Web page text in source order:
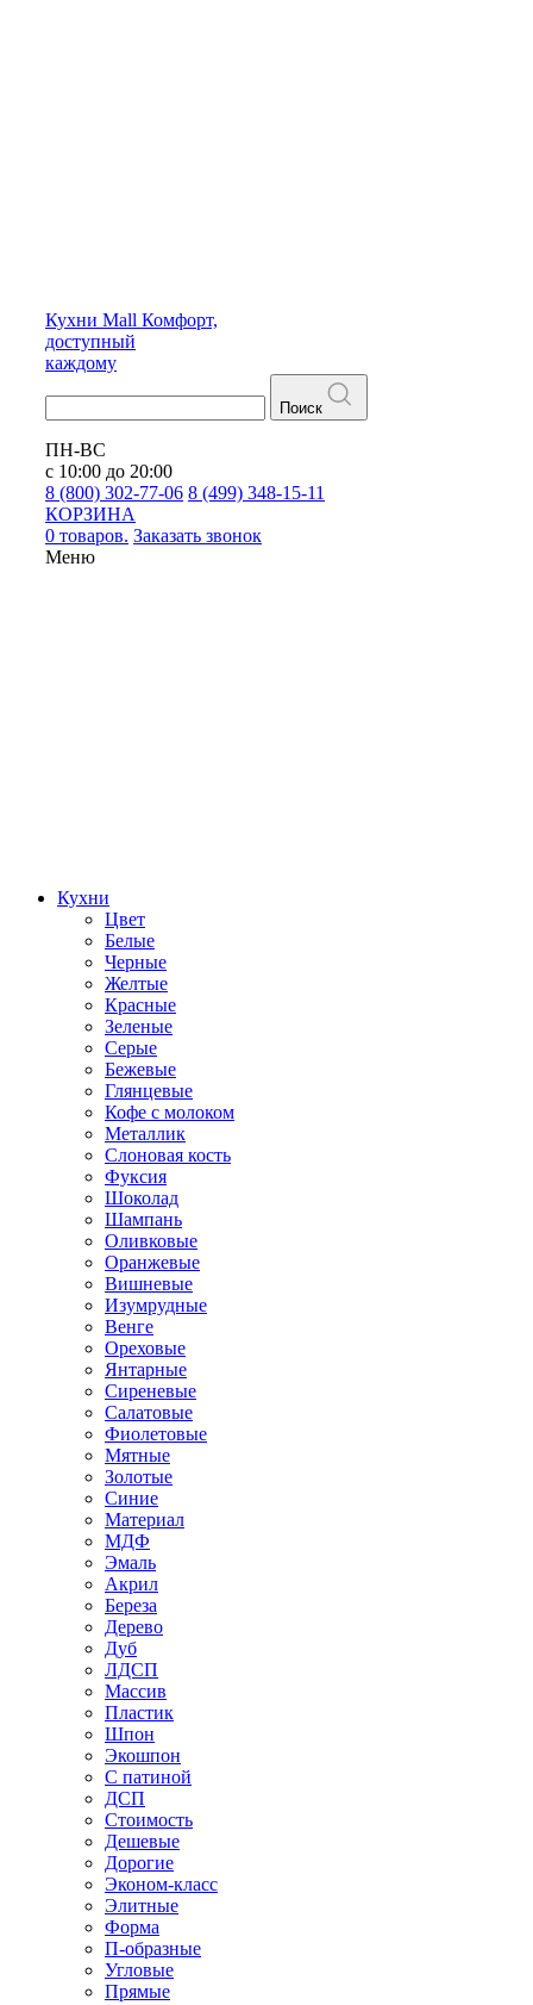
Кухни Mall Комфорт,
доступный
каждому
Поиск
ПН-ВС
с 10:00 до 20:00
8 (800) 302-77-06 8 (499) 348-15-11
КОРЗИНА
0 товаров. Заказать звонок
Меню
Кухни
Цвет
Белые
Черные
Желтые
Красные
Зеленые
Серые
Бежевые
Глянцевые
Кофе с молоком
Металлик
Слоновая кость
Фуксия
Шоколад
Шампань
Оливковые
Оранжевые
Вишневые
Изумрудные
Венге
Ореховые
Янтарные
Сиреневые
Салатовые
Фиолетовые
Мятные
Золотые
Синие
Материал
МДФ
Эмаль
Акрил
Береза
Дерево
Дуб
ЛДСП
Массив
Пластик
Шпон
Экошпон
С патиной
ДСП
Стоимость
Дешевые
Дорогие
Эконом-класс
Элитные
Форма
П-образные
Угловые
Прямые